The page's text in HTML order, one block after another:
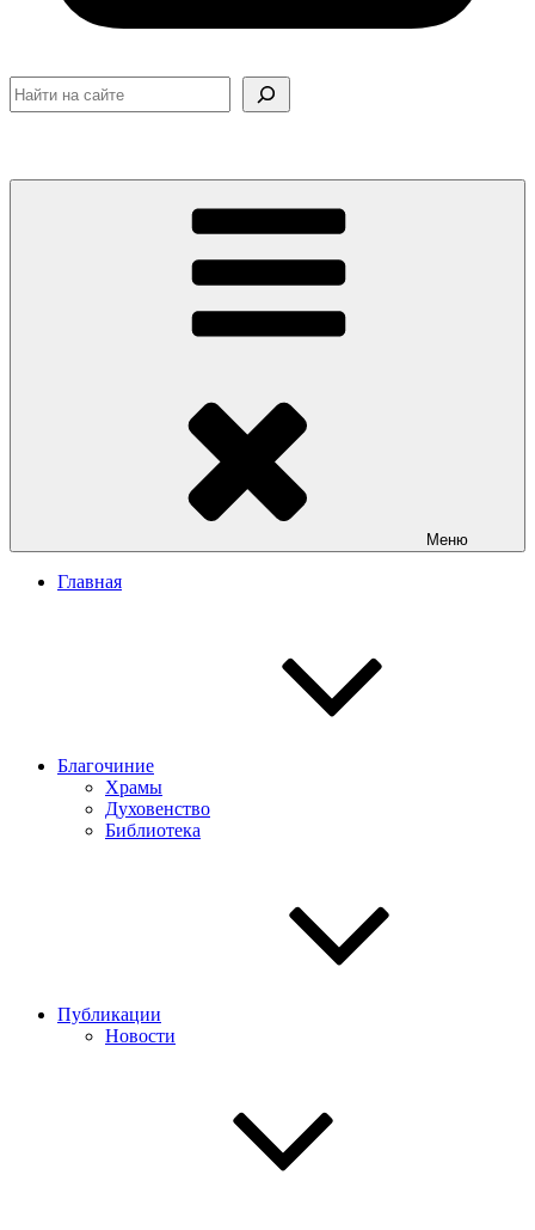
Поиск
Меню
Главная
Благочиние
Храмы
Духовенство
Библиотека
Публикации
Новости